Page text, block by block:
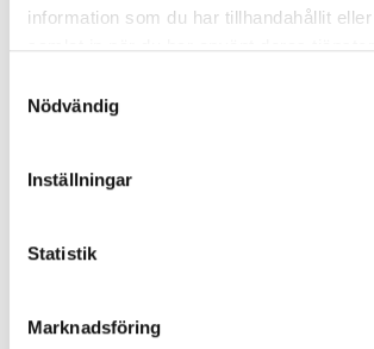
information som du har tillhandahållit
samlat in när du har använt deras
Nödvändig
Inställningar
Statistik
Marknadsföring
Du kan söka våra produkter med hjälp av